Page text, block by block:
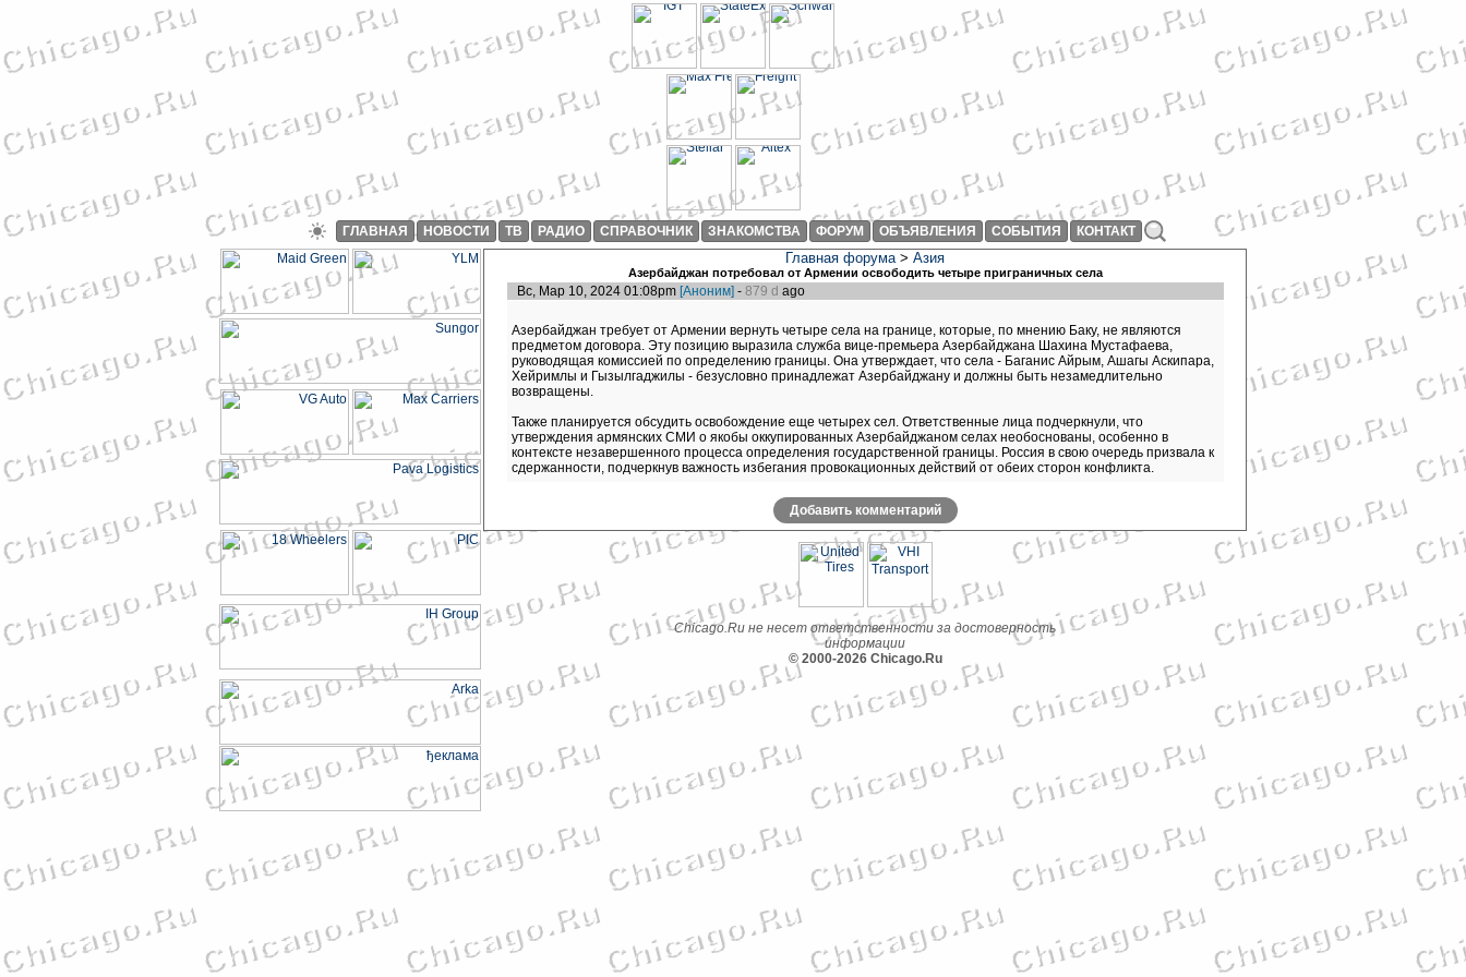
ГЛАВНАЯ НОВОСТИ ТВ РАДИО СПРАВОЧНИК ЗНАКОМСТВА ФОРУМ ОБЪЯВЛЕНИЯ СОБЫТИЯ КОНТАКТ
Главная форума> Азия
Азербайджан потребовал от Армении освободить четыре приграничных села
Вс, Мар 10, 2024 01:08pm [Аноним] -879 d ago
Азербайджан требует от Армении вернуть четыре села на границе, которые, по мнению Баку, не являются
предметом договора. Эту позицию выразила служба вице-премьера Азербайджана Шахина Мустафаева,
руководящая комиссией по определению границы. Она утверждает, что села - Баганис Айрым, Ашагы Аскипара,
Хейримлы и Гызылгаджилы - безусловно принадлежат Азербайджану и должны быть незамедлительно
возвращены.
Также планируется обсудить освобождение еще четырех сел. Ответственные лица подчеркнули, что
утверждения армянских СМИ о якобы оккупированных Азербайджаном селах необоснованы, особенно в
контексте незавершенного процесса определения государственной границы. Россия в свою очередь призвала к
сдержанности, подчеркнув важность избегания провокационных действий от обеих сторон конфликта.
Добавить комментарий
Chicago.Ru не несет ответственности за достоверность
информации
© 2000-2026 Chicago.Ru